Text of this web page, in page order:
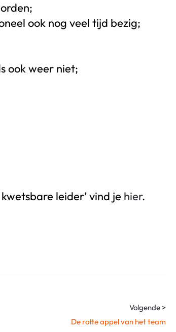
ook nog veel tijd bezig;
ook weer niet;
leider’ vind je hier.
Volgende >
De rotte appel van het team